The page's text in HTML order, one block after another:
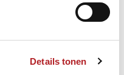
Details tonen
iets voelen als
die en die dit echt zo
het eerder gebruikte